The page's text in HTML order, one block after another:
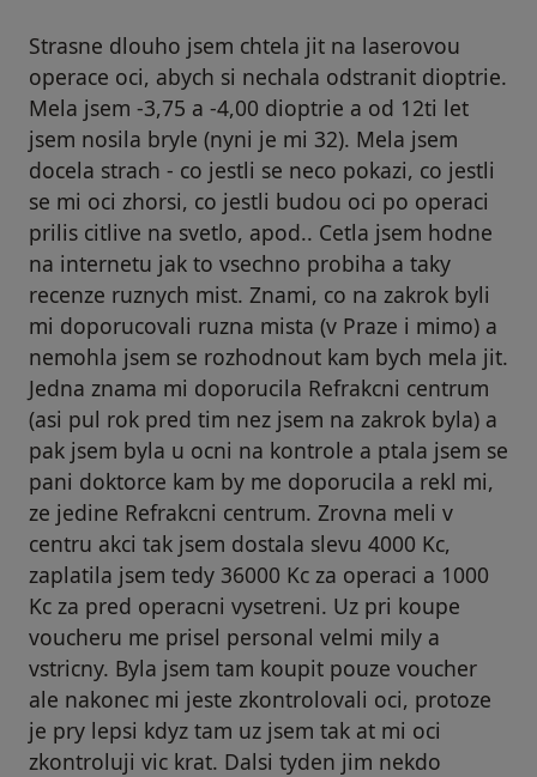
Strasne dlouho jsem chtela jit na laserovou
operace oci, abych si nechala odstranit dioptrie.
Mela jsem -3,75 a -4,00 dioptrie a od 12ti let
jsem nosila bryle (nyni je mi 32). Mela jsem
docela strach - co jestli se neco pokazi, co jestli
se mi oci zhorsi, co jestli budou oci po operaci
prilis citlive na svetlo, apod.. Cetla jsem hodne
na internetu jak to vsechno probiha a taky
recenze ruznych mist. Znami, co na zakrok byli
mi doporucovali ruzna mista (v Praze i mimo) a
nemohla jsem se rozhodnout kam bych mela jit.
Jedna znama mi doporucila Refrakcni centrum
(asi pul rok pred tim nez jsem na zakrok byla) a
pak jsem byla u ocni na kontrole a ptala jsem se
pani doktorce kam by me doporucila a rekl mi,
ze jedine Refrakcni centrum. Zrovna meli v
centru akci tak jsem dostala slevu 4000 Kc,
zaplatila jsem tedy 36000 Kc za operaci a 1000
Kc za pred operacni vysetreni. Uz pri koupe
voucheru me prisel personal velmi mily a
vstricny. Byla jsem tam koupit pouze voucher
ale nakonec mi jeste zkontrolovali oci, protoze
je pry lepsi kdyz tam uz jsem tak at mi oci
zkontroluji vic krat. Dalsi tyden jim nekdo